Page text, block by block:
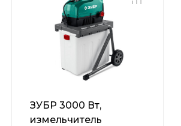
ЗУБР 3000 Вт,
измельчитель